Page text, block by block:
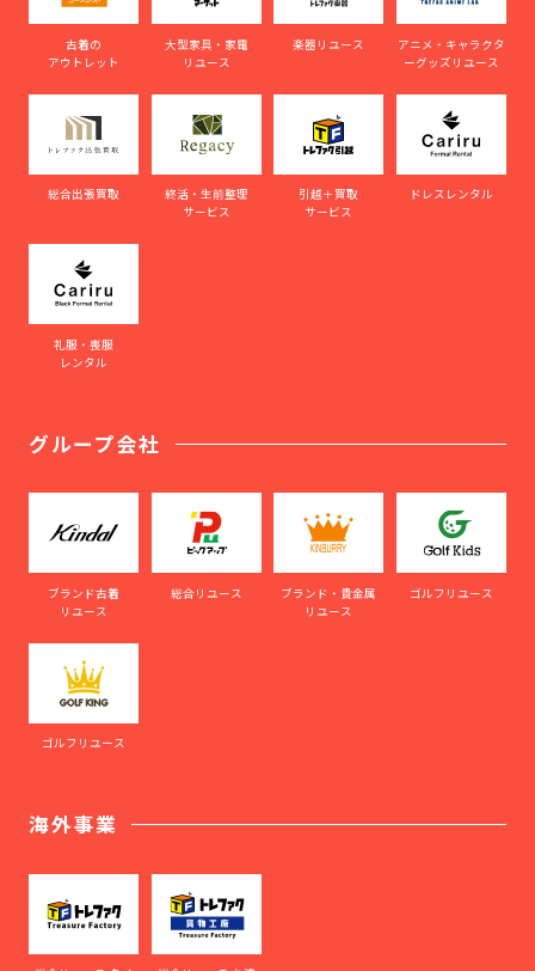
古着の
アウトレット
大型家具・家電
リユース
楽器リユース
アニメ・キャラクタ
ーグッズリユース
総合出張買取
終活・生前整理
サービス
引越＋買取
サービス
ドレスレンタル
礼服・喪服
レンタル
グループ会社
ブランド古着
リユース
総合リユース
ブランド・貴金属
リユース
ゴルフリユース
ゴルフリユース
海外事業